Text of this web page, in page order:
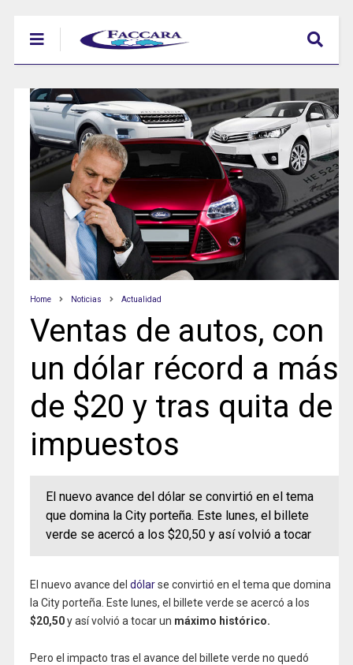
Home Noticias Actualidad
Ventas de autos, con
un dólar récord a más
de $20 y tras quita de
impuestos
El nuevo avance del dólar se convirtió en el tema
que domina la City porteña. Este lunes, el billete
verde se acercó a los $20,50 y así volvió a tocar
El nuevo avance del dólarse convirtió en el tema que domina
la City porteña. Este lunes, el billete verde se acercó a los
$20,50y así volvió a tocar un máximo histórico.
Pero el impacto tras el avance del billete verde no quedó